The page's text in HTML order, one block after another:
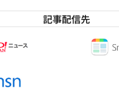
記事配信先